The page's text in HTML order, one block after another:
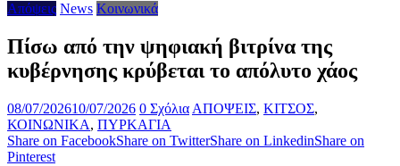
Απόψεις News Κοινωνικά
Πίσω από την ψηφιακή βιτρίνα της
κυβέρνησης κρύβεται το απόλυτο χάος
08/07/202610/07/2026 0 Σχόλια ΑΠΟΨΕΙΣ, ΚΙΤΣΟΣ,
ΚΟΙΝΩΝΙΚΑ, ΠΥΡΚΑΓΙΑ
Share on FacebookShare on TwitterShare on LinkedinShare on
Pinterest